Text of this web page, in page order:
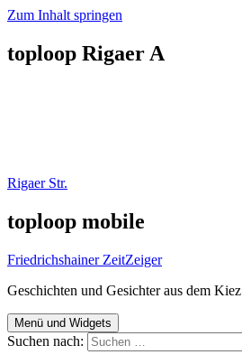
Zum Inhalt springen
toploop Rigaer A
Rigaer Str.
toploop mobile
Friedrichshainer ZeitZeiger
Geschichten und Gesichter aus dem Kiez
Menü und Widgets
Suchen nach: